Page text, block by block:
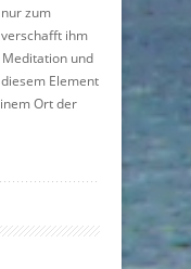
zum
ihm
und
Element
Ort der